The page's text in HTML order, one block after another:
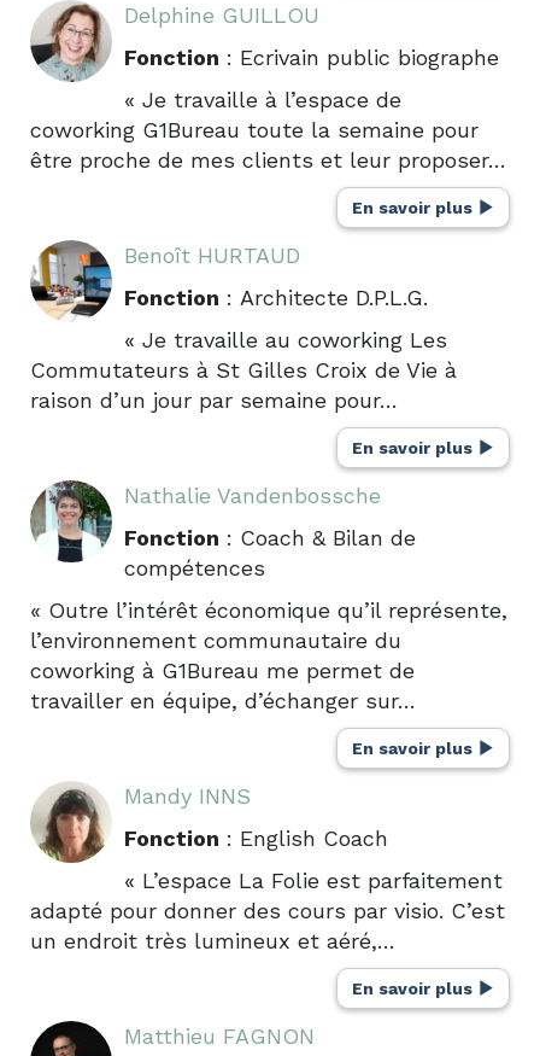
Delphine GUILLOU
Fonction : Ecrivain public biographe
« Je travaille à l’espace de
coworking G1Bureau toute la semaine pour
être proche de mes clients et leur proposer…
En savoir plus
Benoît HURTAUD
Fonction : Architecte D.P.L.G.
« Je travaille au coworking Les
Commutateurs à St Gilles Croix de Vie à
raison d’un jour par semaine pour…
En savoir plus
Nathalie Vandenbossche
Fonction : Coach & Bilan de
compétences
« Outre l’intérêt économique qu’il représente,
l’environnement communautaire du
coworking à G1Bureau me permet de
travailler en équipe, d’échanger sur…
En savoir plus
Mandy INNS
Fonction : English Coach
« L’espace La Folie est parfaitement
adapté pour donner des cours par visio. C’est
un endroit très lumineux et aéré,…
En savoir plus
Matthieu FAGNON